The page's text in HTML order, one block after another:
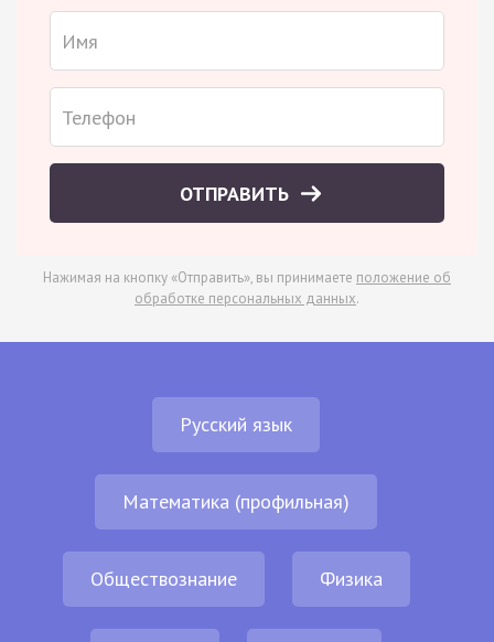
ОТПРАВИТЬ
Нажимая на кнопку «Отправить», вы принимаете положение об
обработке персональных данных.
Русский язык
Математика (профильная)
Обществознание Физика